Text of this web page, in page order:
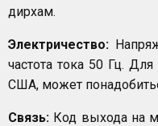
дирхам.
Электричество:
частота тока 50 Гц.
США, может
Связь: Код выхода на